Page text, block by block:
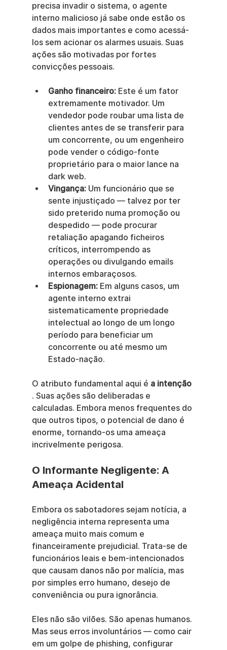
precisa invadir o sistema, o agente
interno malicioso já sabe onde estão os
dados mais importantes e como acessá-
los sem acionar os alarmes usuais. Suas
ações são motivadas por fortes
convicções pessoais.
Ganho financeiro: Este é um fator
extremamente motivador. Um
vendedor pode roubar uma lista de
clientes antes de se transferir para
um concorrente, ou um engenheiro
pode vender o código-fonte
proprietário para o maior lance na
dark web.
Vingança: Um funcionário que se
sente injustiçado — talvez por ter
sido preterido numa promoção ou
despedido — pode procurar
retaliação apagando ficheiros
críticos, interrompendo as
operações ou divulgando emails
internos embaraçosos.
Espionagem: Em alguns casos, um
agente interno extrai
sistematicamente propriedade
intelectual ao longo de um longo
período para beneficiar um
concorrente ou até mesmo um
Estado-nação.
O atributo fundamental aqui é a intenção
. Suas ações são deliberadas e
calculadas. Embora menos frequentes do
que outros tipos, o potencial de dano é
enorme, tornando-os uma ameaça
incrivelmente perigosa.
O Informante Negligente: A
Ameaça Acidental
Embora os sabotadores sejam notícia, a
negligência interna representa uma
ameaça muito mais comum e
financeiramente prejudicial. Trata-se de
funcionários leais e bem-intencionados
que causam danos não por malícia, mas
por simples erro humano, desejo de
conveniência ou pura ignorância.
Eles não são vilões. São apenas humanos.
Mas seus erros involuntários — como cair
em um golpe de phishing, configurar